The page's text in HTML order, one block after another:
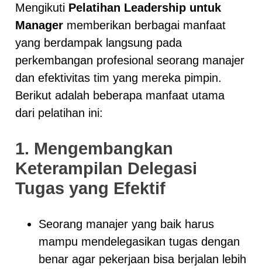
Mengikuti Pelatihan Leadership untuk
Managermemberikan berbagai manfaat
yang berdampak langsung pada
perkembangan profesional seorang manajer
dan efektivitas tim yang mereka pimpin.
Berikut adalah beberapa manfaat utama
dari pelatihan ini:
1. Mengembangkan
Keterampilan Delegasi
Tugas yang Efektif
Seorang manajer yang baik harus
mampu mendelegasikan tugas dengan
benar agar pekerjaan bisa berjalan lebih